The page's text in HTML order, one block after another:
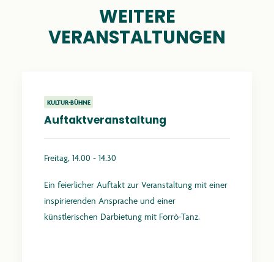
WEITERE
VERANSTALTUNGEN
KULTUR-BÜHNE
Auftaktveranstaltung
Freitag, 14.00 - 14.30
Ein feierlicher Auftakt zur Veranstaltung mit einer
inspirierenden Ansprache und einer
künstlerischen Darbietung mit Forrò-Tanz.